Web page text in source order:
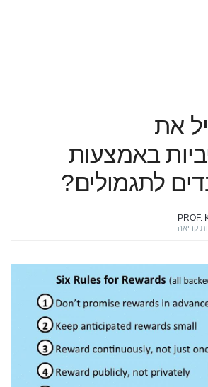
את
באמצעות
לתגמולים?
PROF.